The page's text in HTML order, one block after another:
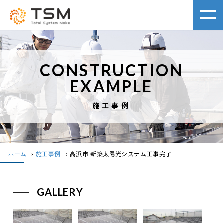
CONSTRUCTION
EXAMPLE
施工事例
ホーム › 施工事例 › 高浜市 新築太陽光システム工事完了
GALLERY